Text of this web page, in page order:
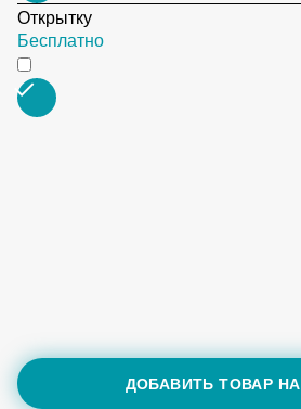
Открытку
Бесплатно
ДОБАВИТЬ ТОВАР НА